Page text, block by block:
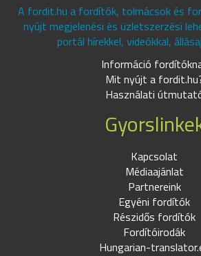
A fordit.hu a fordítók, tolmácsok és
nyújt megjelenési és üzletszerzési
portál hírekkel, videókkal,
Információ
Mit nyújt a
Használati
Kapcsolat
Médiaajánlat
Partnereink
Egyéni fordítók
Részidős fordítók
Fordítóirodák
Hungarian-